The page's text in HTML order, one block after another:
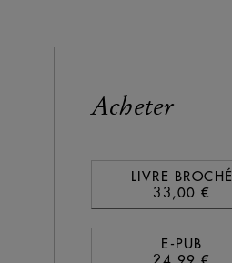
Acheter
LIVRE BROCHÉ
33,00 €
E-PUB